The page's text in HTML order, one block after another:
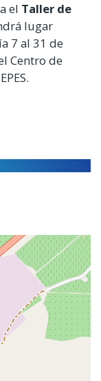
el Taller de
lugar
7 al 31 de
Centro de